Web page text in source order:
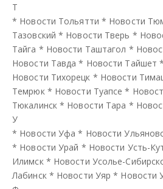
Т
* Новости Тольятти * Новости
Тазовский * Новости Тверь *
Тайга * Новости Таштагол *
Новости Тавда * Новости Тайшет *
Новости Тихорецк * Новости
Темрюк * Новости Туапсе *
Тюкалинск * Новости Тара *
У
* Новости Уфа * Новости
* Новости Урай * Новости Усть-
Илимск * Новости Усолье-
Лабинск * Новости Уяр * Новости